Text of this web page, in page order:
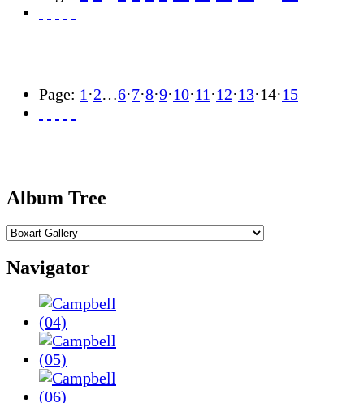
Page: 1 ·2…6·7·8·9·10·11 ·12·13·14·15
Album Tree
Navigator